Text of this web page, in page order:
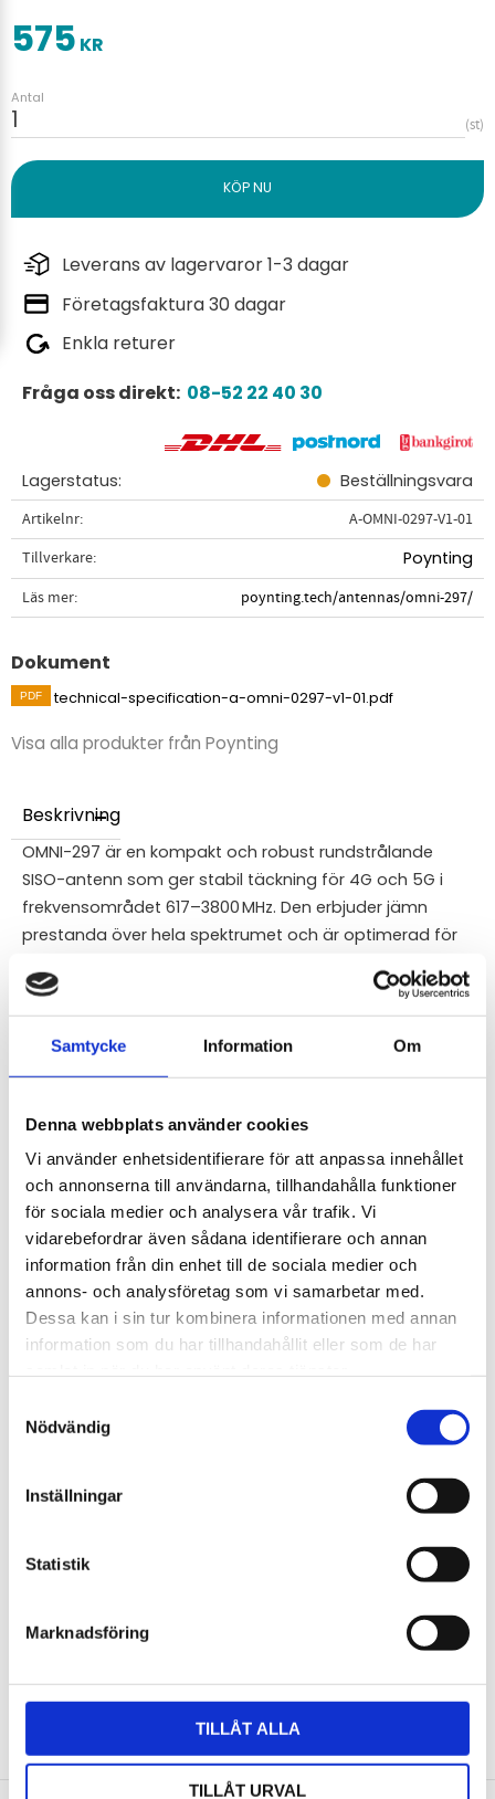
Samtycke Information Om
Denna webbplats använder cookies
Vi använder enhetsidentifierare för att anpassa innehållet
och annonserna till användarna, tillhandahålla funktioner
för sociala medier och analysera vår trafik. Vi
vidarebefordrar även sådana identifierare och annan
information från din enhet till de sociala medier och
annons- och analysföretag som vi samarbetar med.
Dessa kan i sin tur kombinera informationen med annan
information som du har tillhandahållit eller som de har
Nödvändig
Inställningar
Statistik
Marknadsföring
TILLÅT ALLA
TILLÅT URVAL
575 KR
Antal
st
Leverans av lagervaror 1-3 dagar
Företagsfaktura 30 dagar
Enkla returer
Fråga oss direkt: 08-52 22 40 30
Lagerstatus Beställningsvara
Artikelnr
A-OMNI-0297-V1-01
Tillverkare
Poynting
Läs mer poynting.tech/antennas/omni-297/
Dokument
technical-specification-a-omni-0297-v1-01.pdf
Visa alla produkter från Poynting
Beskrivning
OMNI-297 är en kompakt och robust rundstrålande
SISO-antenn som ger stabil täckning för 4G och 5G i
frekvensområdet 617–3800 MHz. Den erbjuder jämn
prestanda över hela spektrumet och är optimerad för
sin tåliga IP69-klassade kapsling och lågprofilsdesign
passar den perfekt för fasta installationer i industriella
miljöer, IoT-system och M2M-lösningar där tillförlitlig
SISO-kommunikation krävs – oavsett om det är i
STÄLL EN FRÅGA OM PRODUKTEN
Nyckelfunktioner Specifikationer Fullständig
specifikation
Leveransomfattning
Omdömen
Anmäl dig till vårt nyhetsbrev och ta del av de
senaste nyheterna!